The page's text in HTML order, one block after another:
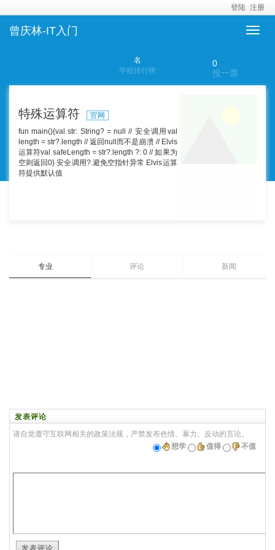
登陆 注册
曾庆林-IT入门
名
学校排行榜
0
投一票
特殊运算符
官网
fun main(){val str: String? = null // 安全调用val
length = str?.length // 返回null而不是崩溃 // Elvis
运算符val safeLength = str?.length ?: 0 // 如果为
空则返回0} 安全调用?.避免空指针异常 Elvis运算
符提供默认值
专业 评论 新闻
发表评论
请自觉遵守互联网相关的政策法规，严禁发布色情、暴力、反动的言论。
想学
值得 不值
发表评论